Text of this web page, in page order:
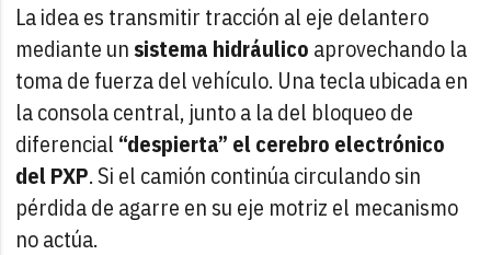
La idea es transmitir tracción al eje delantero
mediante un sistema hidráulico aprovechando la
toma de fuerza del vehículo. Una tecla ubicada en
la consola central, junto a la del bloqueo de
diferencial “despierta” el cerebro electrónico
del PXP. Si el camión continúa circulando sin
pérdida de agarre en su eje motriz el mecanismo
no actúa.